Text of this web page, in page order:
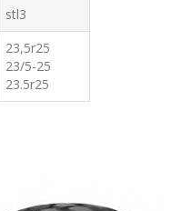
stl3
23,5r25
23/5-25
23.5r25